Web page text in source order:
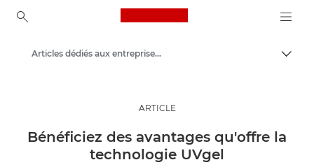
Canon Logo, back to
Evénements et témoignages
Articles dédiés aux entreprises et aux professionnels
ARTICLE
Bénéficiez des avantages qu'offre la
technologie UVgel